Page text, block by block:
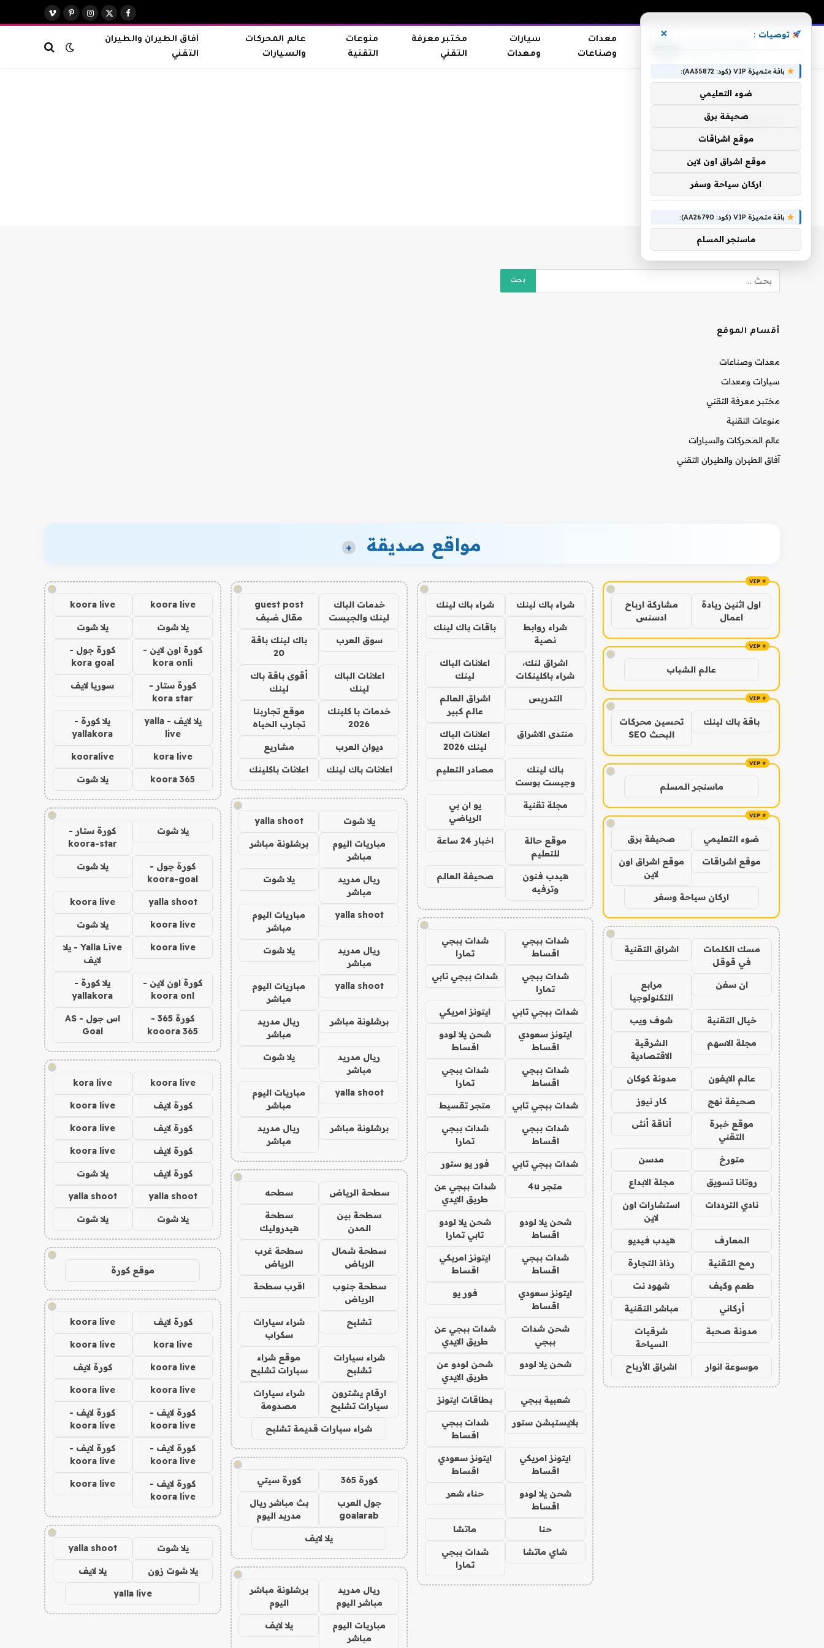
فيسبوك
X
الانستغرامبينتيريست
فيميو
معدات
وصناعات
سيارات
ومعدات
مختبر معرفة
التقني
منوعات
التقنية
عالم المحركات
والسيارات
آفاق الطيران والطيران
التقني
مذهلة
أقسام الموقع
معدات وصناعات
سيارات ومعدات
مختبر معرفة التقني
منوعات التقنية
عالم المحركات والسيارات
آفاق الطيران والطيران التقني
مواقع صديقة +
!
اول اثنين ريادة
اعمال
مشاركة ارباح
ادسنس
!
عالم الشباب
!
باقة باك لينك
تحسين محركات
البحث SEO
!
ماسنجر المسلم
!
ضوء التعليمي صحيفة برق
موقع اشراقات
موقع اشراق اون
لاين
اركان سياحة وسفر
!
مسك الكلمات
في قوقل
اشراق التقنية
ان سفن
مرابع
التكنولوجيا
خيال التقنية شوف ويب
مجلة الاسهم
الشرقية
الاقتصادية
عالم الايفون مدونة كوكان
صحيفة نهج كار نيوز
موقع خبرة
التقني
أناقة أنثى
متورخ مدسن
روتانا تسويق مجلة الابداع
نادي الترددات
استشارات اون
لاين
المعارف هيدب فيديو
رمح التقنية رذاذ التجارة
طعم وكيف شهود نت
أركاني مباشر التقنية
مدونة صحبة
شرقيات
السياحة
موسوعة انوار اشراق الأرباح
!
شراء باك لينك شراء باك لينك
شراء روابط
نصية
باقات باك لينك
اشراق لنك،
شراء باكلينكات
اعلانات الباك
لينك
التدريس
اشراق العالم
عالم كبير
منتدى الاشراق
اعلانات الباك
لينك 2026
باك لينك
وجيست بوست
مصادر التعليم
مجلة تقنية
يو ان بي
الرياضي
موقع حالة
للتعليم
اخبار 24 ساعة
هيدب فنون
وترفيه
صحيفة العالم
!
شدات ببجي
اقساط
شدات ببجي
تمارا
شدات ببجي
تمارا
شدات ببجي تابي
شدات ببجي تابي ايتونز امريكي
ايتونز سعودي
اقساط
شحن يلا لودو
اقساط
شدات ببجي
اقساط
شدات ببجي
تمارا
شدات ببجي تابي متجر تقسيط
شدات ببجي
اقساط
شدات ببجي
تمارا
شدات ببجي تابي فور يو ستور
متجر 4u
شدات ببجي عن
طريق الايدي
شحن يلا لودو
اقساط
شحن يلا لودو
تابي تمارا
شدات ببجي
اقساط
ايتونز امريكي
اقساط
ايتونز سعودي
اقساط
فور يو
شحن شدات
ببجي
شدات ببجي عن
طريق الايدي
شحن يلا لودو
شحن لودو عن
طريق الايدي
شعبية ببجي بطاقات ايتونز
بلايستيشن ستور
شدات ببجي
اقساط
ايتونز امريكي
اقساط
ايتونز سعودي
اقساط
شحن يلا لودو
اقساط
حناء شعر
حنا ماتشا
شاي ماتشا
شدات ببجي
تمارا
!
خدمات الباك
لينك والجيست
guest post
مقال ضيف
سوق العرب
باك لينك باقة
20
اعلانات الباك
لينك
أقوى باقة باك
لينك
خدمات با كلينك
2026
موقع تجاربنا
تجارب الحياه
ديوان العرب مشاريع
اعلانات باك لينك اعلانات باكلينك
!
يلا شوت yalla shoot
مباريات اليوم
مباشر
برشلونة مباشر
ريال مدريد
مباشر
يلا شوت
yalla shoot
مباريات اليوم
مباشر
ريال مدريد
مباشر
يلا شوت
yalla shoot
مباريات اليوم
مباشر
برشلونة مباشر
ريال مدريد
مباشر
ريال مدريد
مباشر
يلا شوت
yalla shoot
مباريات اليوم
مباشر
برشلونة مباشر
ريال مدريد
مباشر
!
سطحة الرياض سطحه
سطحة بين
المدن
سطحة
هيدروليك
سطحة شمال
الرياض
سطحة غرب
الرياض
سطحة جنوب
الرياض
اقرب سطحة
تشليح
شراء سيارات
سكراب
شراء سيارات
تشليح
موقع شراء
سيارات تشليح
ارقام يشترون
سيارات تشليح
شراء سيارات
مصدومة
شراء سيارات قديمة تشليح
!
كورة 365 كورة سيتي
جول العرب
goalarab
بث مباشر ريال
مدريد اليوم
يلا لايف
!
ريال مدريد
مباشر اليوم
برشلونة مباشر
اليوم
مباريات اليوم
مباشر
يلا لايف
!
koora live
koora live
يلا شوت يلا شوت
كورة اون لاين -
kora onli
كورة جول -
kora goal
كورة ستار -
kora star
سوريا لايف
يلا لايف - yalla
live
يلا كورة -
yallakora
kora live
kooralive
koora 365 يلا شوت
!
يلا شوت
كورة ستار -
koora-star
كورة جول -
koora-goal
يلا شوت
yalla shoot
koora live
koora live يلا شوت
koora live
Yalla Live - يلا
لايف
كورة اون لاين -
koora onl
يلا كورة -
yallakora
كورة 365 -
kooora 365
اس جول - AS
Goal
!
koora live
kora live
كورة لايف koora live
كورة لايف koora live
كورة لايف koora live
كورة لايف يلا شوت
yalla shoot
yalla shoot
يلا شوت يلا شوت
!
موقع كورة
!
كورة لايف koora live
kora live
koora live
koora live كورة لايف
koora live
koora live
كورة لايف -
koora live
كورة لايف -
koora live
كورة لايف -
koora live
كورة لايف -
koora live
كورة لايف -
koora live
koora live
!
يلا شوت yalla shoot
يلا شوت زون يلا لايف
yalla live
توصيات : ×
باقة متميزة VIP (كود: AA35872):
ضوء التعليمي
صحيفة برق
موقع اشراقات
موقع اشراق اون لاين
اركان سياحة وسفر
باقة متميزة VIP (كود: AA26790):
ماسنجر المسلم